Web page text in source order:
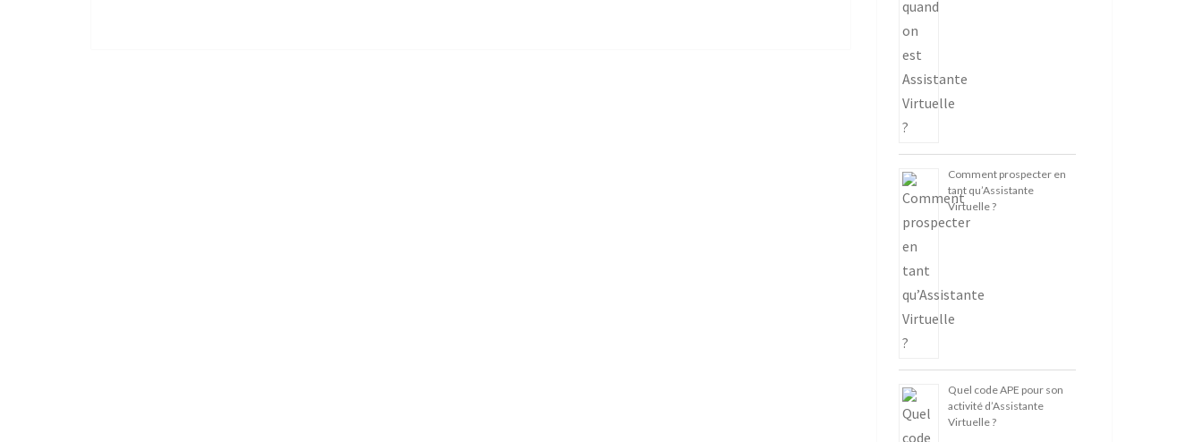
Comment prospecter en
tant qu’Assistante
Virtuelle ?
Quel code APE pour son
activité d’Assistante
Virtuelle ?